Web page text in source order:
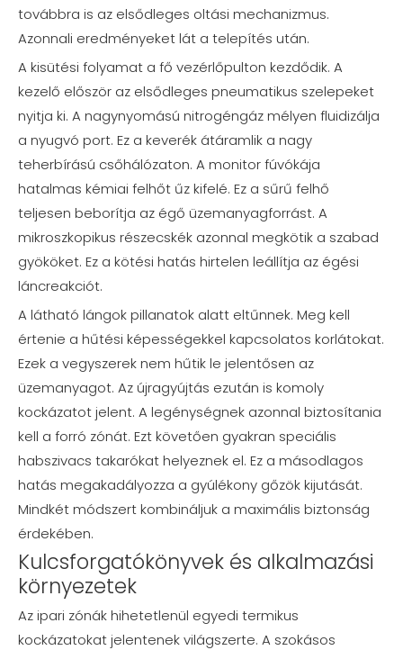
továbbra is az elsődleges oltási mechanizmus.
Azonnali eredményeket lát a telepítés után.
A kisütési folyamat a fő vezérlőpulton kezdődik. A
kezelő először az elsődleges pneumatikus szelepeket
nyitja ki. A nagynyomású nitrogéngáz mélyen fluidizálja
a nyugvó port. Ez a keverék átáramlik a nagy
teherbírású csőhálózaton. A monitor fúvókája
hatalmas kémiai felhőt űz kifelé. Ez a sűrű felhő
teljesen beborítja az égő üzemanyagforrást. A
mikroszkopikus részecskék azonnal megkötik a szabad
gyököket. Ez a kötési hatás hirtelen leállítja az égési
láncreakciót.
A látható lángok pillanatok alatt eltűnnek. Meg kell
értenie a hűtési képességekkel kapcsolatos korlátokat.
Ezek a vegyszerek nem hűtik le jelentősen az
üzemanyagot. Az újragyújtás ezután is komoly
kockázatot jelent. A legénységnek azonnal biztosítania
kell a forró zónát. Ezt követően gyakran speciális
habszivacs takarókat helyeznek el. Ez a másodlagos
hatás megakadályozza a gyúlékony gőzök kijutását.
Mindkét módszert kombináljuk a maximális biztonság
érdekében.
Kulcsforgatókönyvek és alkalmazási
környezetek
Az ipari zónák hihetetlenül egyedi termikus
kockázatokat jelentenek világszerte. A szokásos